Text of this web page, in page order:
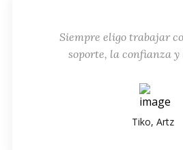
Siempre eligo trabajar
soporte, la confianza
Tiko, Artz